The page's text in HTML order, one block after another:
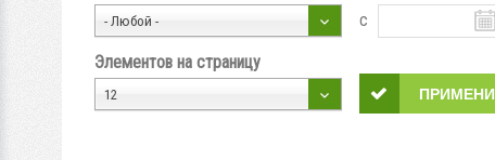
- Любой -
с
Элементов на страницу
12